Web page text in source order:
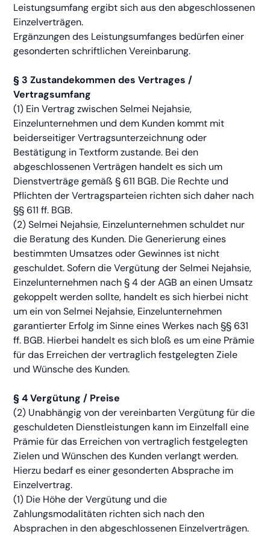
Leistungsumfang ergibt sich aus den abgeschlossenen
Einzelverträgen.
Ergänzungen des Leistungsumfanges bedürfen einer
gesonderten schriftlichen Vereinbarung.
§ 3 Zustandekommen des Vertrages /
Vertragsumfang
(1) Ein Vertrag zwischen Selmei Nejahsie,
Einzelunternehmen und dem Kunden kommt mit
beiderseitiger Vertragsunterzeichnung oder
Bestätigung in Textform zustande. Bei den
abgeschlossenen Verträgen handelt es sich um
Dienstverträge gemäß § 611 BGB. Die Rechte und
Pflichten der Vertragsparteien richten sich daher nach
§§ 611 ff. BGB.
(2) Selmei Nejahsie, Einzelunternehmen schuldet nur
die Beratung des Kunden. Die Generierung eines
bestimmten Umsatzes oder Gewinnes ist nicht
geschuldet. Sofern die Vergütung der Selmei Nejahsie,
Einzelunternehmen nach § 4 der AGB an einen Umsatz
gekoppelt werden sollte, handelt es sich hierbei nicht
um ein von Selmei Nejahsie, Einzelunternehmen
garantierter Erfolg im Sinne eines Werkes nach §§ 631
ff. BGB. Hierbei handelt es sich bloß es um eine Prämie
für das Erreichen der vertraglich festgelegten Ziele
und Wünsche des Kunden.
§ 4 Vergütung / Preise
(2) Unabhängig von der vereinbarten Vergütung für die
geschuldeten Dienstleistungen kann im Einzelfall eine
Prämie für das Erreichen von vertraglich festgelegten
Zielen und Wünschen des Kunden verlangt werden.
Hierzu bedarf es einer gesonderten Absprache im
Einzelvertrag.
(1) Die Höhe der Vergütung und die
Zahlungsmodalitäten richten sich nach den
Absprachen in den abgeschlossenen Einzelverträgen.